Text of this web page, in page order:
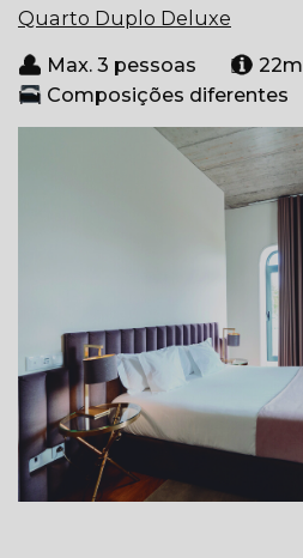
Quarto Duplo Deluxe
Max. 3 pessoas
22m
Composições diferentes